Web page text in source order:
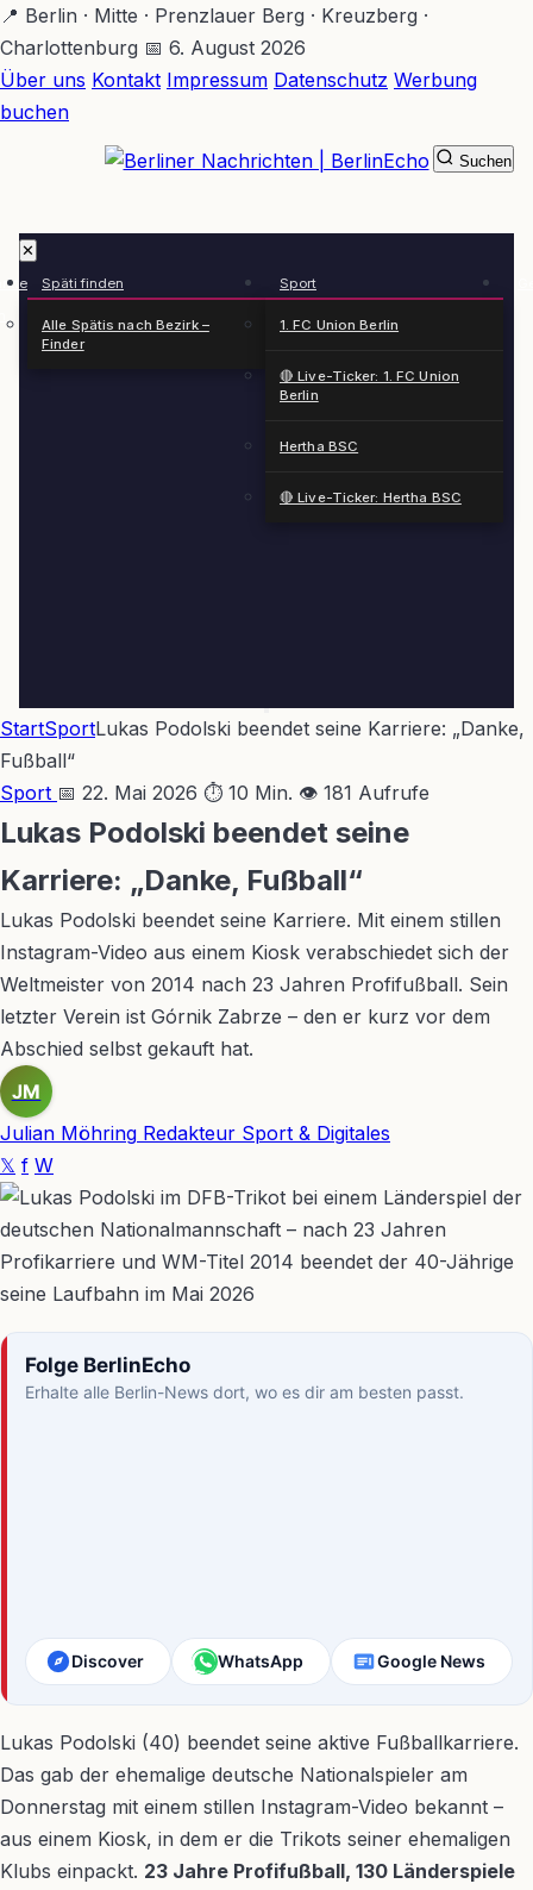
Zum
Hauptinhalt
springen
📍 Berlin · Mitte · Prenzlauer Berg · Kreuzberg ·
Charlottenburg 📅 6. August 2026
Über uns Kontakt Impressum Datenschutz Werbung
buchen
✕
Späti finden
Alle Spätis nach Bezirk –
Finder
Sport
1. FC Union Berlin
🔴 Live-Ticker: 1. FC Union
Berlin
Hertha BSC
🔴 Live-Ticker: Hertha BSC
Suchen
StartSportLukas Podolski beendet seine Karriere: „Danke,
Fußball“
Sport 📅 22. Mai 2026 ⏱ 10 Min. 👁 181 Aufrufe
Lukas Podolski beendet seine
Karriere: „Danke, Fußball“
Lukas Podolski beendet seine Karriere. Mit einem stillen
Instagram-Video aus einem Kiosk verabschiedet sich der
Weltmeister von 2014 nach 23 Jahren Profifußball. Sein
letzter Verein ist Górnik Zabrze – den er kurz vor dem
Abschied selbst gekauft hat.
JM
Julian Möhring Redakteur Sport & Digitales
𝕏 f W
Folge BerlinEcho
Erhalte alle Berlin-News dort, wo es dir am besten passt.
Discover WhatsApp Google News
Lukas Podolski (40) beendet seine aktive Fußballkarriere.
Das gab der ehemalige deutsche Nationalspieler am
Donnerstag mit einem stillen Instagram-Video bekannt –
aus einem Kiosk, in dem er die Trikots seiner ehemaligen
Klubs einpackt. 23 Jahre Profifußball, 130 Länderspiele